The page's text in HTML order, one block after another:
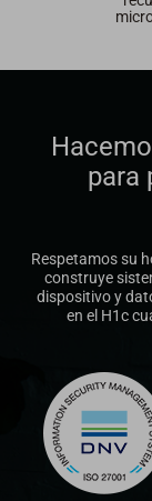
para
Respetamos su
construye
dispositivo y
en el H1c